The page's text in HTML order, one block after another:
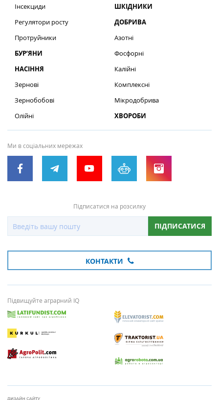
Інсекциди
Регулятори росту
Протруйники
БУР’ЯНИ
НАСІННЯ
Зернові
Зернобобові
Олійні
ШКІДНИКИ
ДОБРИВА
Азотні
Фосфорні
Калійні
Комплексні
Мікродобрива
ХВОРОБИ
Ми в соціальних мережах
Підписатися на розсилку
ПІДПИСАТИСЯ
КОНТАКТИ
Підвищуйте аграрний IQ